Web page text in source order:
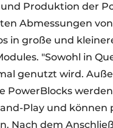
Produktion der
Abmessungen von
in große und
"Sowohl in
genutzt wird.
PowerBlocks
Play und können
Nach dem